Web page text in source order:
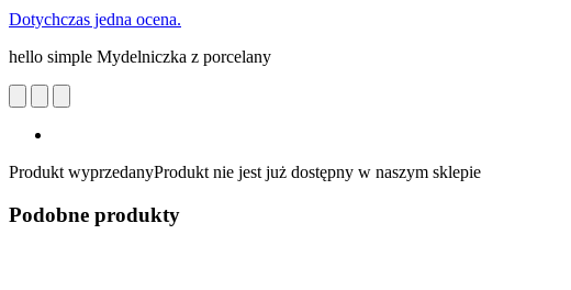
Dotychczas jedna ocena.
hello simple Mydelniczka z porcelany
Produkt wyprzedanyProdukt nie jest już dostępny w naszym sklepie
Podobne produkty